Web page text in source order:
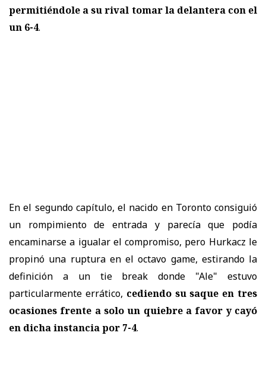
permitiéndole a su rival tomar la delantera con el
un 6-4.
En el segundo capítulo, el nacido en Toronto consiguió
un rompimiento de entrada y parecía que podía
encaminarse a igualar el compromiso, pero Hurkacz le
propinó una ruptura en el octavo game, estirando la
definición a un tie break donde "Ale" estuvo
particularmente errático, cediendo su saque en tres
ocasiones frente a solo un quiebre a favor y cayó
en dicha instancia por 7-4.